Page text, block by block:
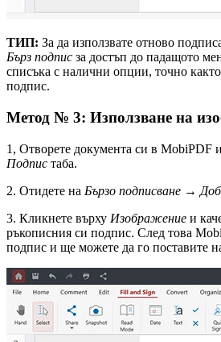
ТИП: За да използвате отново
Бърз подпис за достъп до падащото
списъка с налични опции, точно
подпис.
Метод № 3: Използване на
1, Отворете документа си в MobiPDF
Подпис таба.
2. Отидете на Бързо подписване →
3. Кликнете върху Изображение и
ръкописния си подпис. След това
подпис и ще можете да го поставите